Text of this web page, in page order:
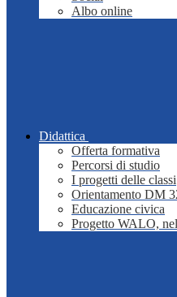
Albo online
Didattica
Offerta formativa
Percorsi di studio
I progetti delle classi
Orientamento DM
Educazione civica
Progetto WALO,